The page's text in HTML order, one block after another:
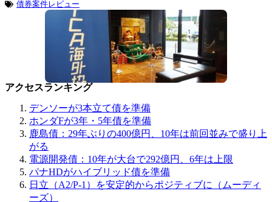
債券案件レビュー
アクセスランキング
デンソーが3本立て債を準備
ホンダFが3年・5年債を準備
鹿島債：29年ぶりの400億円、10年は前回並みで盛り上
がる
電源開発債：10年が大台で292億円、6年は上限
パナHDがハイブリッド債を準備
日立（A2/P-1）を安定的からポジティブに（ムーディ
ーズ）